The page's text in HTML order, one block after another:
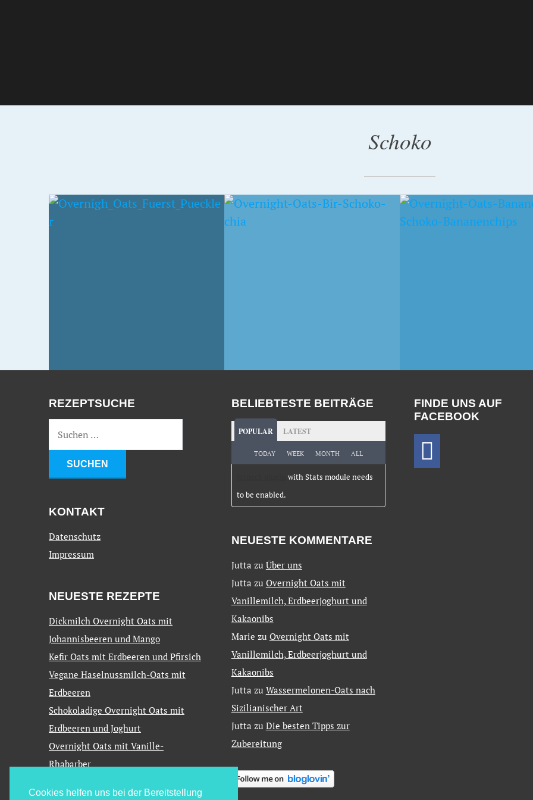
Cookies helfen uns bei der Bereitstellung
Schoko
3. APRIL 2016 8. FEBRUAR 2015 25. JULI 2014
REZEPTSUCHE
KONTAKT
Datenschutz
Impressum
NEUESTE REZEPTE
Dickmilch Overnight Oats mit
Johannisbeeren und Mango
Kefir Oats mit Erdbeeren und Pfirsich
Vegane Haselnussmilch-Oats mit
Erdbeeren
Schokoladige Overnight Oats mit
Erdbeeren und Joghurt
Overnight Oats mit Vanille-
Rhabarber
BELIEBTESTE BEITRÄGE
POPULAR LATEST
TODAY WEEK MONTH ALL
with Stats module needs
to be enabled.
NEUESTE KOMMENTARE
Jutta zu Über uns
Jutta zu Overnight Oats mit
Vanillemilch, Erdbeerjoghurt und
Kakaonibs
Marie zu Overnight Oats mit
Vanillemilch, Erdbeerjoghurt und
Kakaonibs
Jutta zu Wassermelonen-Oats nach
Sizilianischer Art
Jutta zu Die besten Tipps zur
Zubereitung
FINDE UNS AUF
FACEBOOK